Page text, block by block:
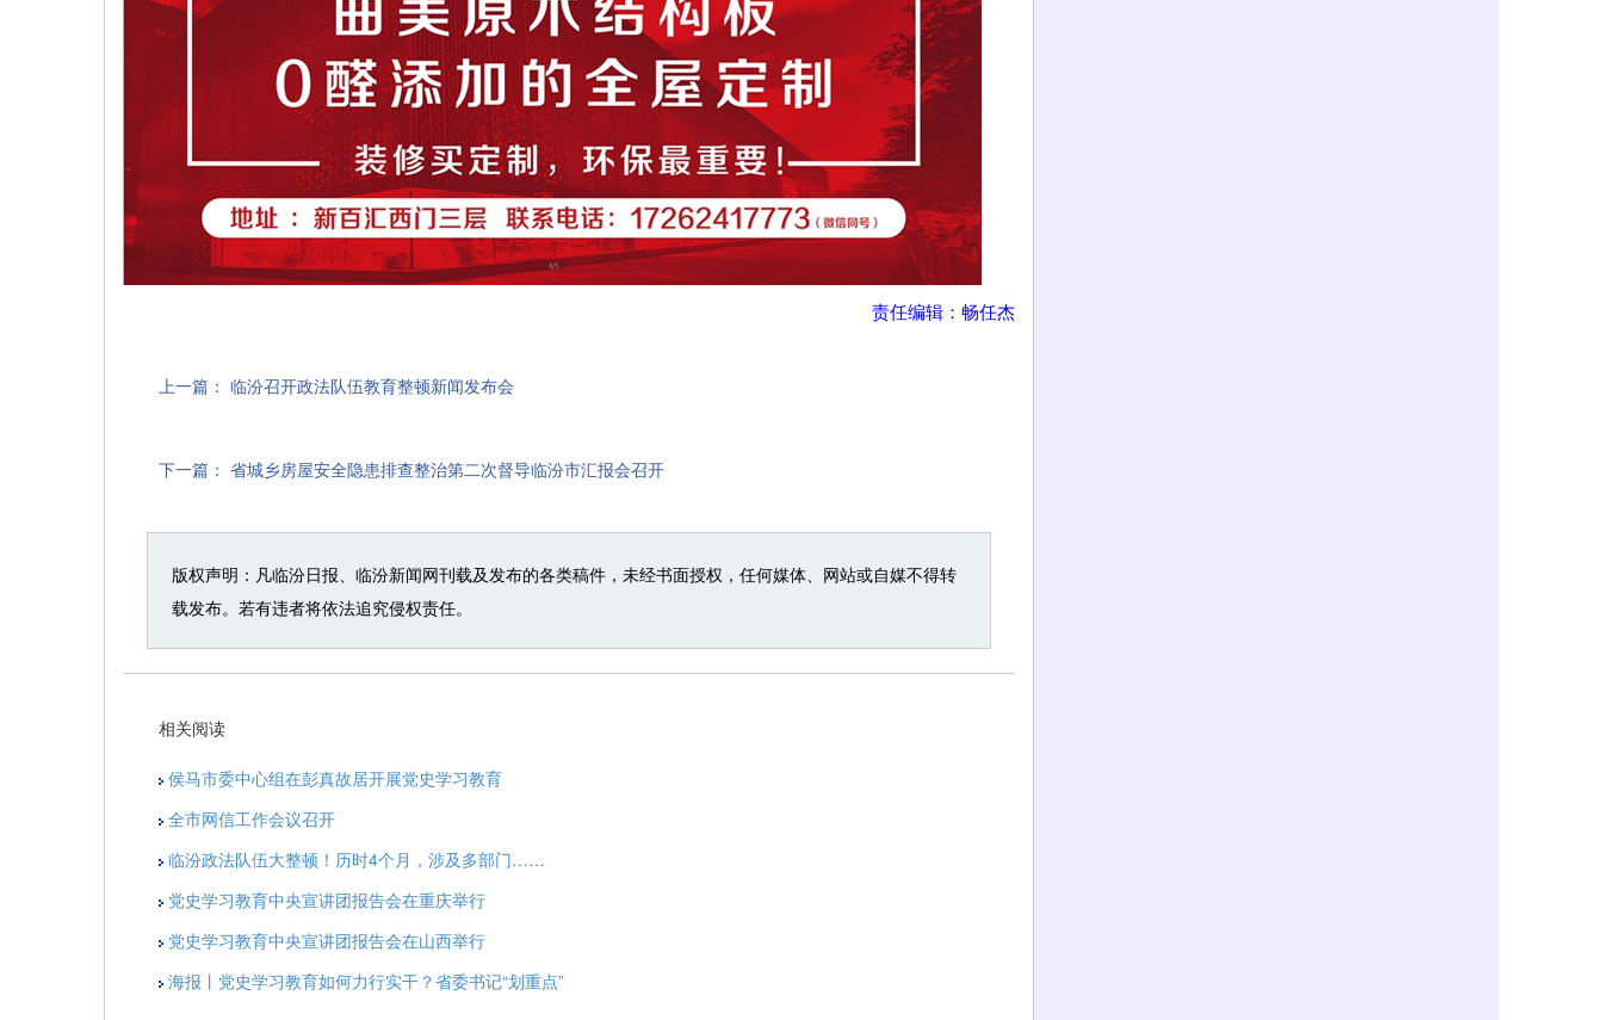
责任编辑：畅任杰
上一篇： 临汾召开政法队伍教育整顿新闻发布会
下一篇： 省城乡房屋安全隐患排查整治第二次督导临汾市汇报会召开
版权声明：凡临汾日报、临汾新闻网刊载及发布的各类稿件，未经书面授权，任何媒体、网站或自媒不得转
载发布。若有违者将依法追究侵权责任。
相关阅读
侯马市委中心组在彭真故居开展党史学习教育
全市网信工作会议召开
临汾政法队伍大整顿！历时4个月，涉及多部门……
党史学习教育中央宣讲团报告会在重庆举行
党史学习教育中央宣讲团报告会在山西举行
海报丨党史学习教育如何力行实干？省委书记“划重点”